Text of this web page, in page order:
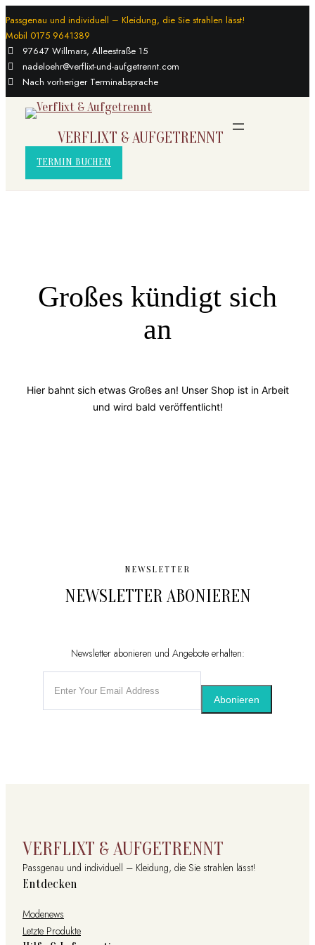
Passgenau und individuell – Kleidung, die Sie strahlen lässt!
Mobil 0175 9641389
97647 Willmars, Alleestraße 15
nadeloehr@verflixt-und-aufgetrennt.com
Nach vorheriger Terminabsprache
VERFLIXT & AUFGETRENNT
TERMIN BUCHEN
Großes kündigt sich
an
Hier bahnt sich etwas Großes an! Unser Shop ist in Arbeit
und wird bald veröffentlicht!
NEWSLETTER
NEWSLETTER ABONIEREN
Newsletter abonieren und Angebote erhalten:
Abonieren
VERFLIXT & AUFGETRENNT
Passgenau und individuell – Kleidung, die Sie strahlen lässt!
Entdecken
Modenews
Letzte Produkte